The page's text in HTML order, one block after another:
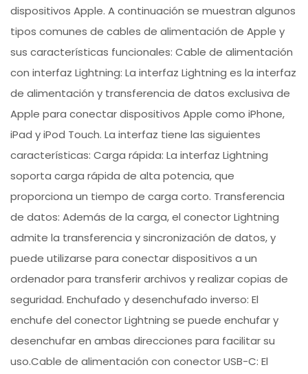
dispositivos Apple. A continuación se muestran algunos
tipos comunes de cables de alimentación de Apple y
sus características funcionales: Cable de alimentación
con interfaz Lightning: La interfaz Lightning es la interfaz
de alimentación y transferencia de datos exclusiva de
Apple para conectar dispositivos Apple como iPhone,
iPad y iPod Touch. La interfaz tiene las siguientes
características: Carga rápida: La interfaz Lightning
soporta carga rápida de alta potencia, que
proporciona un tiempo de carga corto. Transferencia
de datos: Además de la carga, el conector Lightning
admite la transferencia y sincronización de datos, y
puede utilizarse para conectar dispositivos a un
ordenador para transferir archivos y realizar copias de
seguridad. Enchufado y desenchufado inverso: El
enchufe del conector Lightning se puede enchufar y
desenchufar en ambas direcciones para facilitar su
uso.Cable de alimentación con conector USB-C: El